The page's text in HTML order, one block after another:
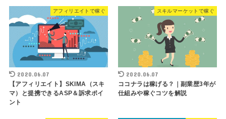
アフィリエイトで稼ぐ
2020.06.07
【アフィリエイト】SKIMA（スキ
マ）と提携できるASP＆訴求ポイ
ント
スキルマーケットで稼ぐ
2020.06.07
ココナラは稼げる？｜副業歴3年が
仕組みや稼ぐコツを解説